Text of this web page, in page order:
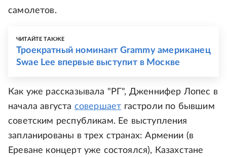
самолетов.
ЧИТАЙТЕ ТАКЖЕ
Троекратный номинант Grammy американец
Swae Lee впервые выступит в Москве
Как уже рассказывала "РГ", Дженнифер Лопес в
начала августа совершает гастроли по бывшим
советским республикам. Ее выступления
запланированы в трех странах: Армении (в
Ереване концерт уже состоялся), Казахстане